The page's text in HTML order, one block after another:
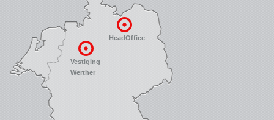
HeadOffice
Vestiging
Werther